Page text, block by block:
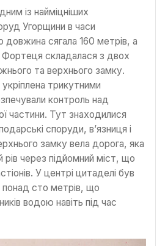
із найміцніших
Угорщини в часи
довжина сягала 160 метрів, а
складалася з двох
та верхнього замку.
трикутними
контроль над
частини. Тут знаходилися
споруди, в’язниця і
замку вела дорога, яка
рів через підйомний міст, що
У центрі цитаделі був
сто метрів, що
водою навіть під час